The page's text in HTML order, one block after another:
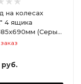
на колесах
4 ящика
(Серый)
руб.